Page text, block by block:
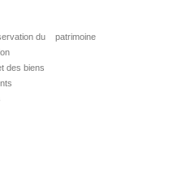
du patrimoine
des biens